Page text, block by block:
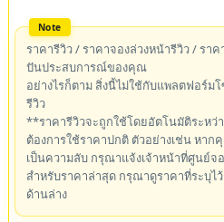
ราคารีวิว / ราคาจองล่วงหน้ารีวิว / รา
ปันประสบการณ์ของคุณ
อย่างไรก็ตาม สิ่งนี้ไม่ใช้กับแพลตฟอร์ม
รีวิว
**ราคารีวิวจะถูกใช้โดยอัตโนมัติระห
ต้องการใช้ราคาปกติ ตัวอย่างเช่น หา
เป็นความลับ กรุณาแจ้งเจ้าหน้าที่ศูนย์จ
สำหรับราคาล่าสุด กรุณาดูราคาที่ระบุไ
ด้านล่าง